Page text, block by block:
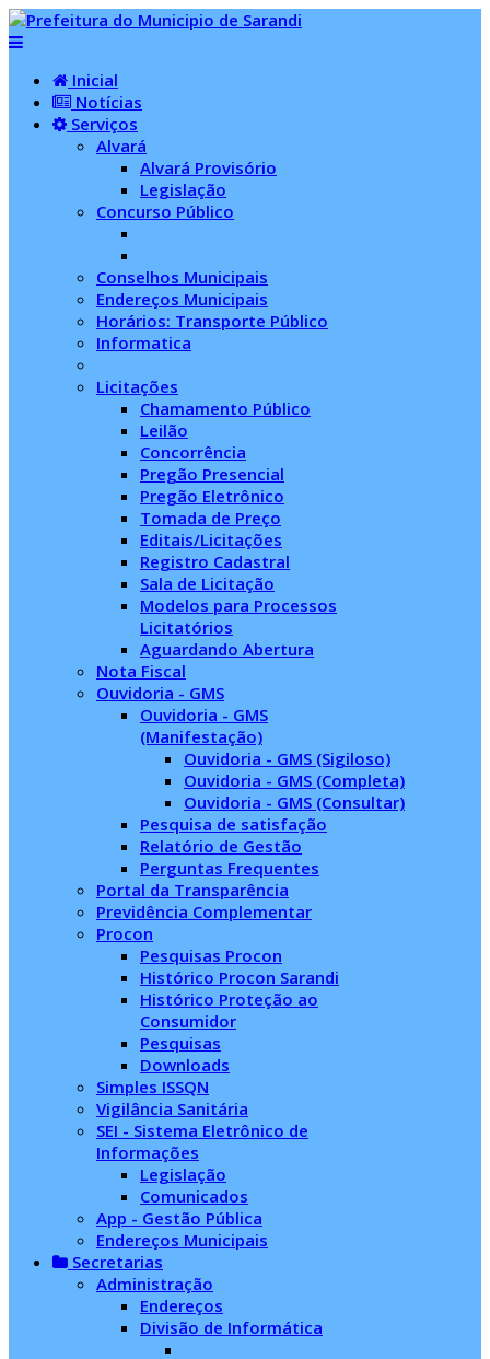
Inicial
Notícias
Serviços
Alvará
Alvará Provisório
Legislação
Concurso Público
Conselhos Municipais
Endereços Municipais
Horários: Transporte Público
Informatica
Licitações
Chamamento Público
Leilão
Concorrência
Pregão Presencial
Pregão Eletrônico
Tomada de Preço
Editais/Licitações
Registro Cadastral
Sala de Licitação
Modelos para Processos
Licitatórios
Aguardando Abertura
Nota Fiscal
Ouvidoria - GMS
Ouvidoria - GMS
(Manifestação)
Ouvidoria - GMS (Sigiloso)
Ouvidoria - GMS (Completa)
Ouvidoria - GMS (Consultar)
Pesquisa de satisfação
Relatório de Gestão
Perguntas Frequentes
Portal da Transparência
Previdência Complementar
Procon
Pesquisas Procon
Histórico Procon Sarandi
Histórico Proteção ao
Consumidor
Pesquisas
Downloads
Simples ISSQN
Vigilância Sanitária
SEI - Sistema Eletrônico de
Informações
Legislação
Comunicados
App - Gestão Pública
Endereços Municipais
Secretarias
Administração
Endereços
Divisão de Informática